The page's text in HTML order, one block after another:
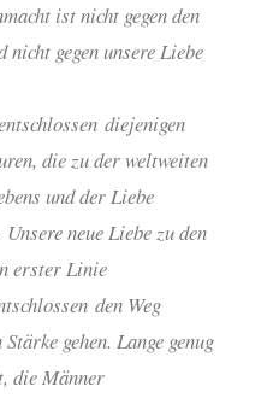
ist nicht gegen den
gegen unsere Liebe
diejenigen
die zu der weltweiten
und der Liebe
neue Liebe zu den
erster Linie
den Weg
gehen. Lange genug
die Männer